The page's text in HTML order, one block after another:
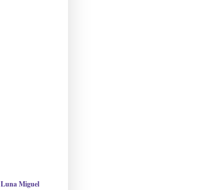
Luna Miguel